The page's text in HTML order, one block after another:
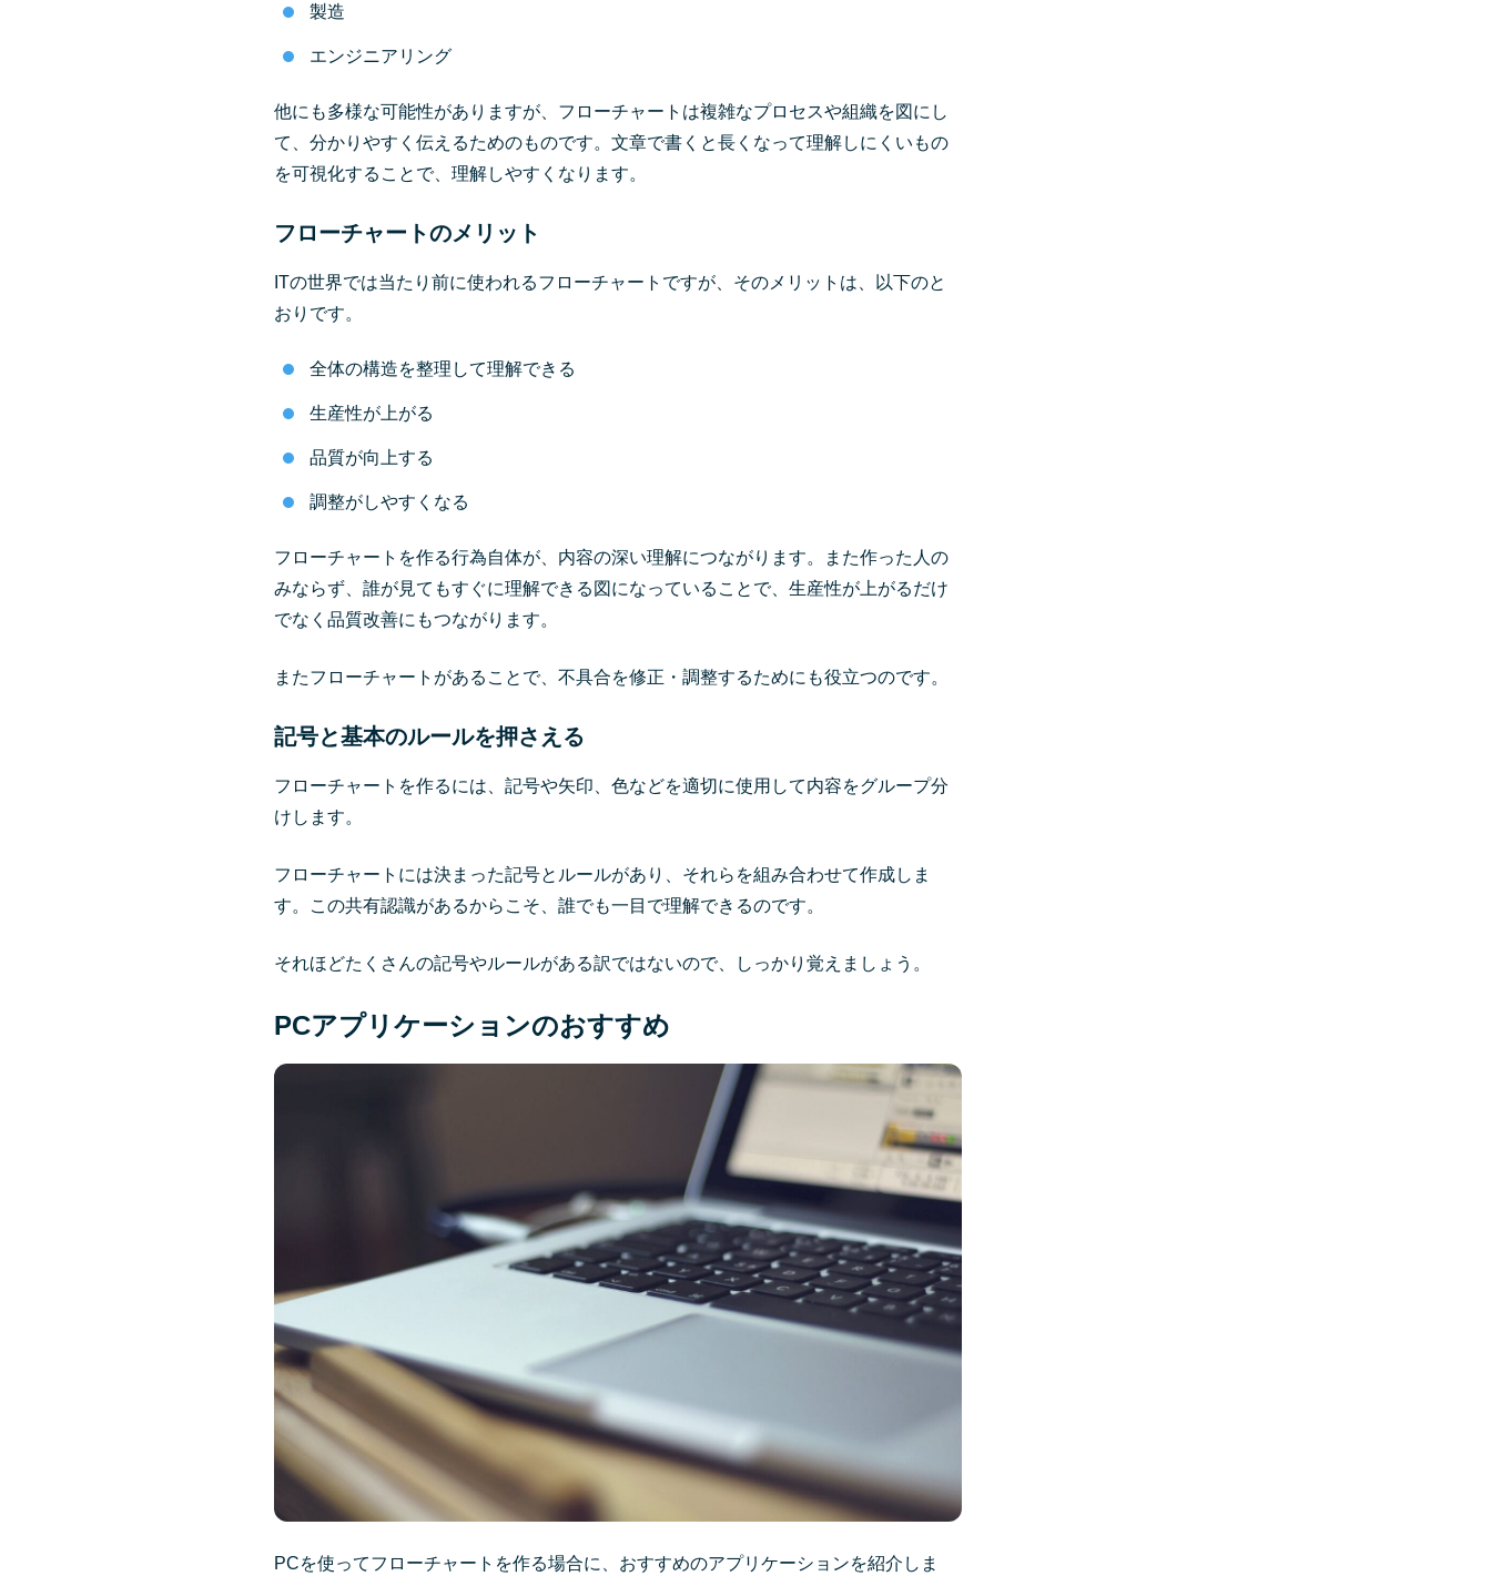
製造
エンジニアリング
他にも多様な可能性がありますが、フローチャートは複雑なプロセスや組織を図にし
て、分かりやすく伝えるためのものです。文章で書くと長くなって理解しにくいもの
を可視化することで、理解しやすくなります。
フローチャートのメリット
ITの世界では当たり前に使われるフローチャートですが、そのメリットは、以下のと
おりです。
全体の構造を整理して理解できる
生産性が上がる
品質が向上する
調整がしやすくなる
フローチャートを作る行為自体が、内容の深い理解につながります。また作った人の
みならず、誰が見てもすぐに理解できる図になっていることで、生産性が上がるだけ
でなく品質改善にもつながります。
またフローチャートがあることで、不具合を修正・調整するためにも役立つのです。
記号と基本のルールを押さえる
フローチャートを作るには、記号や矢印、色などを適切に使用して内容をグループ分
けします。
フローチャートには決まった記号とルールがあり、それらを組み合わせて作成しま
す。この共有認識があるからこそ、誰でも一目で理解できるのです。
それほどたくさんの記号やルールがある訳ではないので、しっかり覚えましょう。
PCアプリケーションのおすすめ
PCを使ってフローチャートを作る場合に、おすすめのアプリケーションを紹介しま